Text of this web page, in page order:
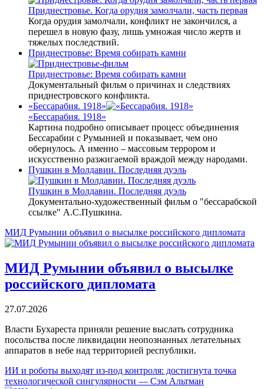
Приднестровье. Когда орудия замолчали, часть первая
Когда орудия замолчали, конфликт не закончился, а
перешел в новую фазу, лишь умножая число жертв и
тяжелых последствий.
Приднестровье: Время собирать камни
Приднестровье: Время собирать камни
Документальный фильм о причинах и следствиях
приднестровского конфликта.
«Бессарабия. 1918»
«Бессарабия. 1918»
Картина подробно описывает процесс объединения
Бессарабии с Румынией и показывает, чем оно
обернулось. А именно – массовым террором и
искусственно разжигаемой враждой между народами.
Пушкин в Молдавии. Последняя дуэль
Пушкин в Молдавии. Последняя дуэль
Документально-художественный фильм о "бессарабской
ссылке" А.С.Пушкина.
МИД Румынии объявил о высылке российского дипломата
МИД Румынии объявил о высылке
российского дипломата
27.07.2026
Власти Бухареста приняли решение выслать сотрудника
посольства после ликвидации неопознанных летательных
аппаратов в небе над территорией республики.
ИИ и роботы выходят из-под контроля: достигнута точка
технологической сингулярности — Сэм Альтман